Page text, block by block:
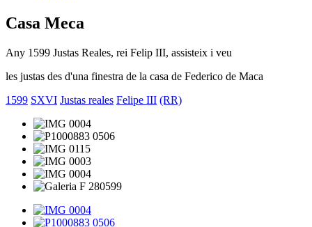
Casa Meca
Any 1599 Justas Reales, rei Felip III, assisteix i veu
les justas des d'una finestra de la casa de Federico de Maca
1599 SXVI Justas reales Felipe III (RR)